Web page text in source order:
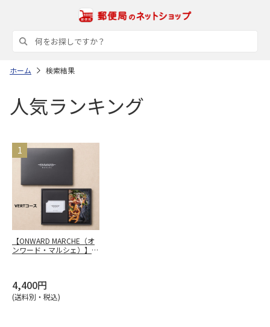
ホーム 検索結果
人気ランキング
【ONWARD MARCHE（オ
ンワード・マルシェ）】
4,400円
(送料別・税込)